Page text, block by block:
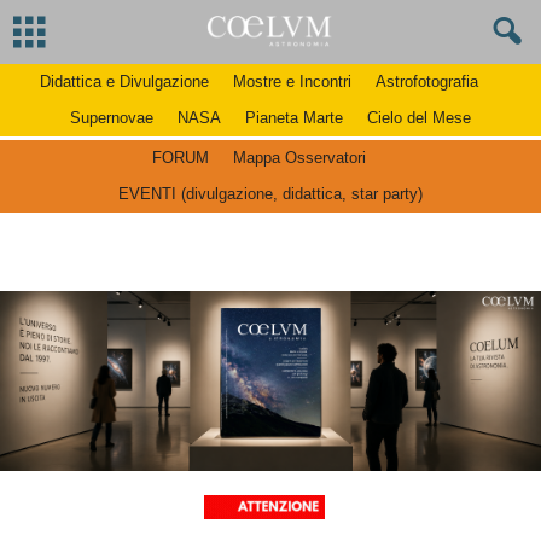
Didattica e Divulgazione Mostre e Incontri
Astrofotografia
Supernovae
NASA Pianeta Marte Cielo del Mese
FORUM
Mappa Osservatori
EVENTI (divulgazione, didattica, star party)